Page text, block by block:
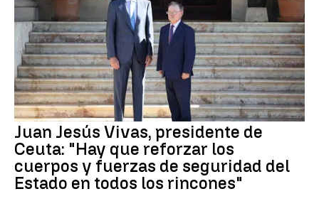
Juan Jesús Vivas, presidente de
Ceuta: "Hay que reforzar los
cuerpos y fuerzas de seguridad del
Estado en todos los rincones"